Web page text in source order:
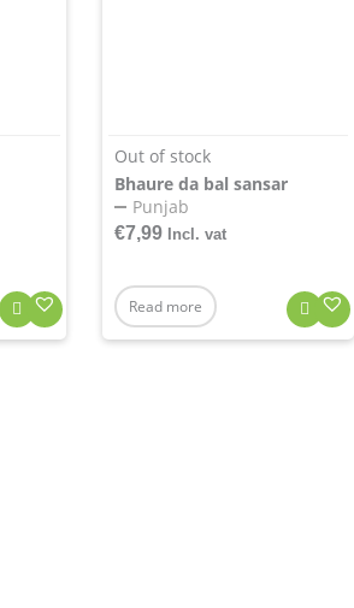
Out of stock
Bhaure da bal sansar
Punjab
€7,99 Incl. vat
Read more